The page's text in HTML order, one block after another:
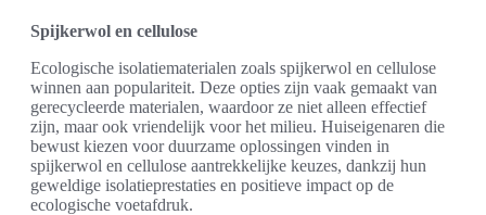
Spijkerwol en cellulose
Ecologische isolatiematerialen zoals spijkerwol en cellulose
winnen aan populariteit. Deze opties zijn vaak gemaakt van
gerecycleerde materialen, waardoor ze niet alleen effectief
zijn, maar ook vriendelijk voor het milieu. Huiseigenaren die
bewust kiezen voor duurzame oplossingen vinden in
spijkerwol en cellulose aantrekkelijke keuzes, dankzij hun
geweldige isolatieprestaties en positieve impact op de
ecologische voetafdruk.